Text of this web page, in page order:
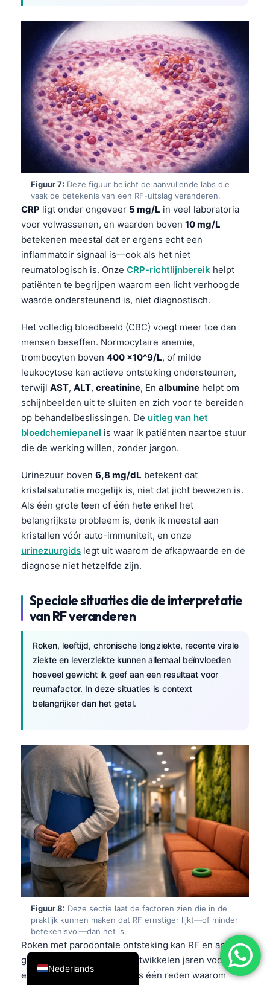
Figuur 7: Deze figuur belicht de aanvullende labs die
vaak de betekenis van een RF-uitslag veranderen.
CRP ligt onder ongeveer 5 mg/L in veel laboratoria
voor volwassenen, en waarden boven 10 mg/L
betekenen meestal dat er ergens echt een
inflammatoir signaal is—ook als het niet
reumatologisch is. Onze CRP-richtlijnbereik helpt
patiënten te begrijpen waarom een licht verhoogde
waarde ondersteunend is, niet diagnostisch.
Het volledig bloedbeeld (CBC) voegt meer toe dan
mensen beseffen. Normocytaire anemie,
trombocyten boven 400 x10^9/L, of milde
leukocytose kan actieve ontsteking ondersteunen,
terwijl AST, ALT, creatinine, En albumine helpt om
schijnbeelden uit te sluiten en zich voor te bereiden
op behandelbeslissingen. De uitleg van het
bloedchemiepanel is waar ik patiënten naartoe stuur
die de werking willen, zonder jargon.
Urinezuur boven 6,8 mg/dL betekent dat
kristalsaturatie mogelijk is, niet dat jicht bewezen is.
Als één grote teen of één hete enkel het
belangrijkste probleem is, denk ik meestal aan
kristallen vóór auto-immuniteit, en onze
urinezuurgids legt uit waarom de afkapwaarde en de
diagnose niet hetzelfde zijn.
Speciale situaties die de interpretatie
van RF veranderen
Roken, leeftijd, chronische longziekte, recente virale
ziekte en leverziekte kunnen allemaal beïnvloeden
hoeveel gewicht ik geef aan een resultaat voor
reumafactor. In deze situaties is context
belangrijker dan het getal.
Figuur 8: Deze sectie laat de factoren zien die in de
praktijk kunnen maken dat RF ernstiger lijkt—of minder
betekenisvol—dan het is.
Roken met parodontale ontsteking kan RF en anti-
gecitrullineerde reacties ontwikkelen jaren voordat
er duidelijke artritis is. Dat is één reden waarom
Nederlands
English
Deutsch
العربية
Français
עִבְרִית
Italiano
Español
Português
Ελληνικά
Türkçe
Română
فارسی
Български
Dansk
हिन्दी
Հայերեն
Српски језик
Svenska
Bosanski
Azərbaycan dili
Eesti
日本語
Čeština
ქართული
Lietuvių kalba
Polski
Slovenščina
Shqip
বাংলা
اردو
मराठी
తెలుగు
தமிழ்
ગુજરાતી
ಕನ್ನಡ
മലയാളം
Bahasa Melayu
Tiếng Việt
Tagalog
ไทย
ဗမာစာ